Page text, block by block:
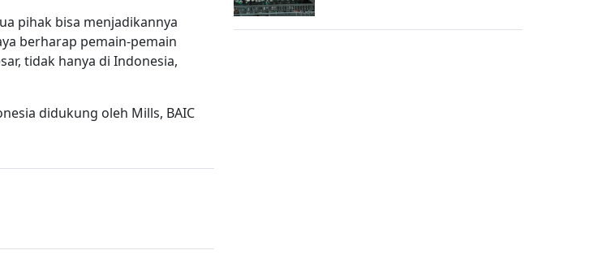
pihak bisa menjadikannya
berharap pemain-pemain
tidak hanya di Indonesia,
didukung oleh Mills, BAIC